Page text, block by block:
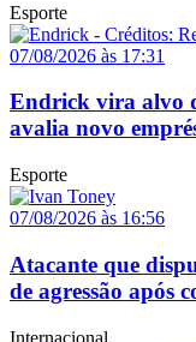
Esporte
07/08/2026 às 17:31
Endrick vira alvo
avalia novo
Esporte
07/08/2026 às 16:56
Atacante que
de agressão após
Internacional